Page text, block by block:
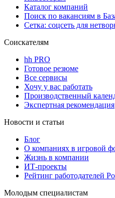
Каталог компаний
Поиск по вакансиям в
Сетка: соцсеть для
Соискателям
hh PRO
Готовое резюме
Все сервисы
Хочу у вас работать
Производственный
Экспертная рекомендация
Новости и статьи
Блог
О компаниях в игровой
Жизнь в компании
ИТ-проекты
Рейтинг работодателей
Молодым специалистам